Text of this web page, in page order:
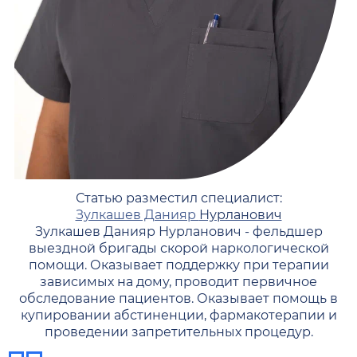
Статью разместил специалист:
Зулкашев Данияр Нурланович
Зулкашев Данияр Нурланович - фельдшер
выездной бригады скорой наркологической
помощи. Оказывает поддержку при терапии
зависимых на дому, проводит первичное
обследование пациентов. Оказывает помощь в
купировании абстиненции, фармакотерапии и
проведении запретительных процедур.